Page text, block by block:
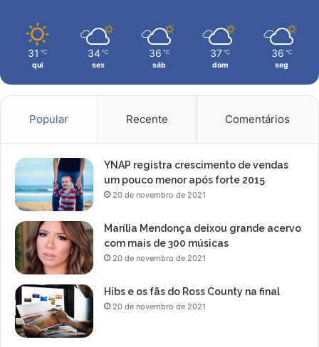
l
t
a
d
ç
o
d
o
u
e
m
e
c
n
q
u
e
a
p
31 ℃
qui
34 ℃
sex
36 ℃
sáb
37 ℃
dom
36 ℃
seg
Popular Recente Comentários
YNAP registra crescimento de vendas
um pouco menor após forte 2015
20 de novembro de 2021
Marília Mendonça deixou grande acervo
com mais de 300 músicas
20 de novembro de 2021
Hibs e os fãs do Ross County na final
20 de novembro de 2021